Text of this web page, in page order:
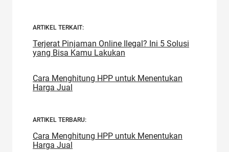
ARTIKEL TERKAIT:
Terjerat Pinjaman Online Ilegal? Ini 5 Solusi
yang Bisa Kamu Lakukan
Cara Menghitung HPP untuk Menentukan
Harga Jual
ARTIKEL TERBARU:
Cara Menghitung HPP untuk Menentukan
Harga Jual